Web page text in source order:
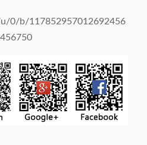
0/b/117852957012692456